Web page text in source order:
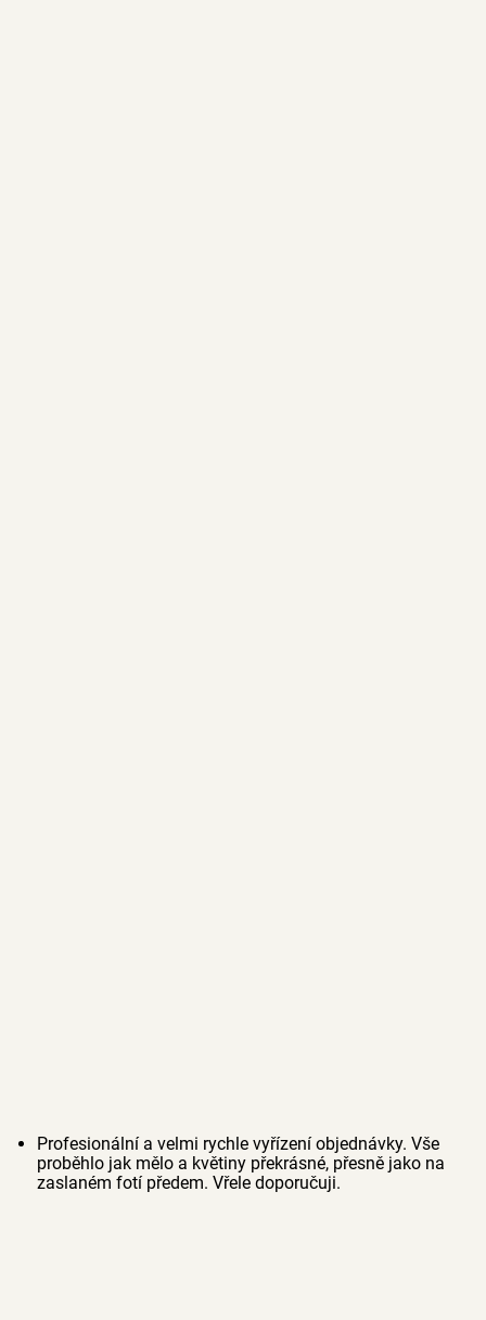
Profesionální a velmi rychle vyřízení objednávky. Vše
proběhlo jak mělo a květiny překrásné, přesně jako na
zaslaném fotí předem. Vřele doporučuji.